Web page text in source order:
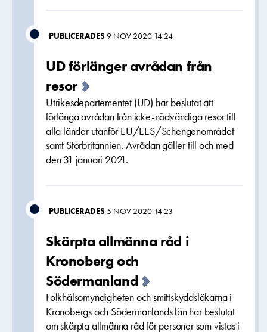
PUBLICERADES9 NOV 2020 14:24
UD förlänger avrådan från
resor
Utrikesdepartementet (UD) har beslutat att
förlänga avrådan från icke-nödvändiga resor till
alla länder utanför EU/EES/Schengenområdet
samt Storbritannien. Avrådan gäller till och med
den 31 januari 2021.
PUBLICERADES5 NOV 2020 14:23
Skärpta allmänna råd i
Kronoberg och
Södermanland
Folkhälsomyndigheten och smittskyddsläkarna i
Kronobergs och Södermanlands län har beslutat
om skärpta allmänna råd för personer som vistas i